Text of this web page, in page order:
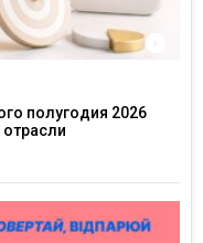
полугодия 2026